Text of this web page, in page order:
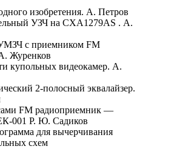
изобретения. А. Петров
УЗЧ на СХА1279AS . А.
с приемником FM
Журенков
купольных видеокамер. А.
2-полосный эквалайзер.
FM радиоприемник —
001 Р. Ю. Садиков
для вычерчивания
схем